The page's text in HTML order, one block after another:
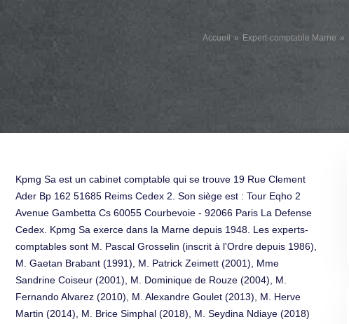
Accueil Expert-comptable Marne
Kpmg Sa est un cabinet comptable qui se trouve 19 Rue Clement
Ader Bp 162 51685 Reims Cedex 2. Son siège est : Tour Eqho 2
Avenue Gambetta Cs 60055 Courbevoie - 92066 Paris La Defense
Cedex. Kpmg Sa exerce dans la Marne depuis 1948. Les experts-
comptables sont M. Pascal Grosselin (inscrit à l'Ordre depuis 1986),
M. Gaetan Brabant (1991), M. Patrick Zeimett (2001), Mme
Sandrine Coiseur (2001), M. Dominique de Rouze (2004), M.
Fernando Alvarez (2010), M. Alexandre Goulet (2013), M. Herve
Martin (2014), M. Brice Simphal (2018), M. Seydina Ndiaye (2018)